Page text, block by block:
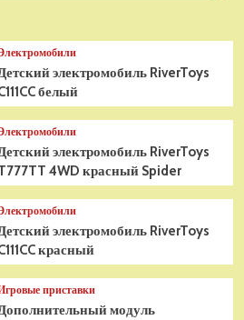
электромобиль RiverToys
белый
электромобиль RiverToys
4WD красный Spider
электромобиль RiverToys
красный
приставки
модуль